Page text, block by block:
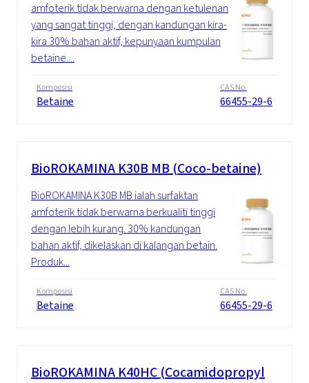
amfoterik tidak berwarna dengan ketulenan
yang sangat tinggi, dengan kandungan kira-
kira 30% bahan aktif, kepunyaan kumpulan
betaine....
Komposisi
Betaine
CAS No.
66455-29-6
BioROKAMINA K30B MB (Coco-betaine)
BioROKAMINA K30B MB ialah surfaktan
amfoterik tidak berwarna berkualiti tinggi
dengan lebih kurang. 30% kandungan
bahan aktif, dikelaskan di kalangan betain.
Produk...
Komposisi
Betaine
CAS No.
66455-29-6
BioROKAMINA K40HC (Cocamidopropyl